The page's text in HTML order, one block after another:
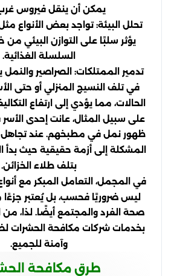
يمكن أن ينقل فيروس غرب
تحلل البيئة: تواجد بعض الأنواع
يؤثر سلبًا على التوازن البيئي من
السلسلة الغذائية.
تدمير الممتلكات: الصراصير والنمل
في تلف النسيج المنزلي أو حتى
الحالات، مما يؤدي إلى ارتفاع
على سبيل المثال، عانت إحدى
ظهور نمل في مطبخهم. عند تجاهل
المشكلة إلى أزمة حقيقية حيث
بتلف طلاء الخزائن.
في المجمل، التعامل المبكر مع
ليس ضروريًا فحسب، بل يُعتبر
صحة الفرد والمجتمع أيضًا. لذا، من
بخدمات شركات مكافحة الحشرات
وآمنة للجميع.
طرق مكافحة